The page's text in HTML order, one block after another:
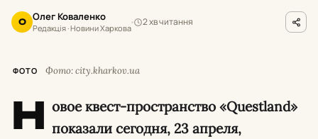
О Олег Коваленко
Редакція · Новини Харкова
2 хв читання
ФОТО Фото: city.kharkov.ua
Н овое квест-пространство «Questland»
показали сегодня, 23 апреля,